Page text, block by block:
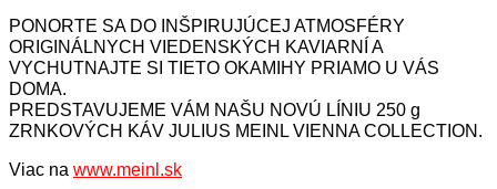
PONORTE SA DO INŠPIRUJÚCEJ ATMOSFÉRY
ORIGINÁLNYCH VIEDENSKÝCH KAVIARNÍ A
VYCHUTNAJTE SI TIETO OKAMIHY PRIAMO U VÁS
DOMA.
PREDSTAVUJEME VÁM NAŠU NOVÚ LÍNIU 250 g
ZRNKOVÝCH KÁV JULIUS MEINL VIENNA COLLECTION.
Viac na www.meinl.sk